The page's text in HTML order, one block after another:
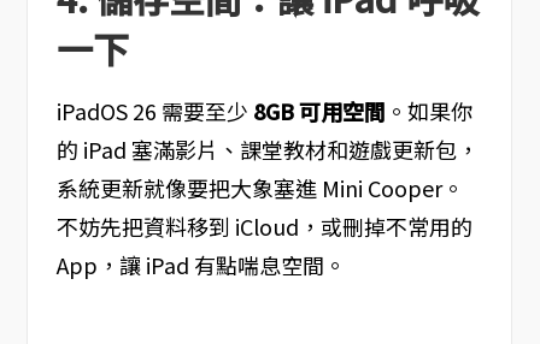
一下
iPadOS 26 需要至少 8GB 可用空間 。如果你
的 iPad 塞滿影片、課堂教材和遊戲更新包，
系統更新就像要把大象塞進 Mini Cooper。
不妨先把資料移到 iCloud，或刪掉不常用的
App，讓 iPad 有點喘息空間。